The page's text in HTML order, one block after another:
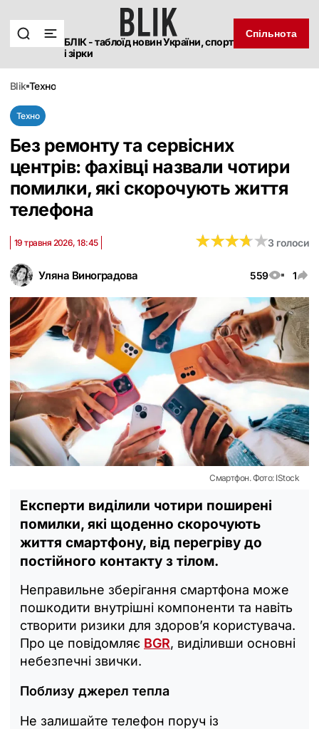
БЛІК - таблоїд новин України, спорт
і зірки
Спільнота
blik техно
Техно
Без ремонту та сервісних
центрів: фахівці назвали чотири
помилки, які скорочують життя
телефона
Уляна Виноградова 559 1
19 травня 2026, 18:45 ★★★★★
★★★★★3 голоси
Смартфон. Фото: IStock
Експерти виділили чотири поширені
помилки, які щоденно скорочують
життя смартфону, від перегріву до
постійного контакту з тілом.
Неправильне зберігання смартфона може
пошкодити внутрішні компоненти та навіть
створити ризики для здоров’я користувача.
Про це повідомляє BGR, виділивши основні
небезпечні звички.
Поблизу джерел тепла
Не залишайте телефон поруч із